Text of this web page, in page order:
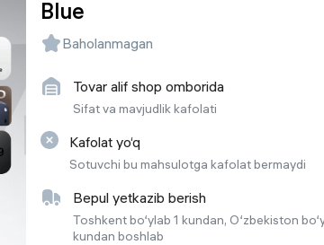
Tegishli tovarlar
Batareyalar va
Portativ batareyalar
Blue
Baholanmagan
Tovar alif shop omborida
Sifat va mavjudlik kafolati
Kafolat yo‘q
Sotuvchi bu mahsulotga kafolat bermaydi
Bepul yetkazib berish
Toshkent bo‘ylab 1 kundan, O‘zbekiston
kundan boshlab